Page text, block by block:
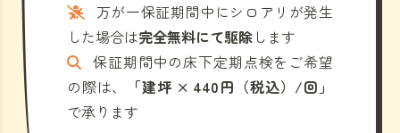
万が一保証期間中にシロアリが発生
した場合は完全無料にて駆除 します
保証期間中の床下定期点検をご希望
の際は、
「建坪 × 440円（税込）/回」
で承ります